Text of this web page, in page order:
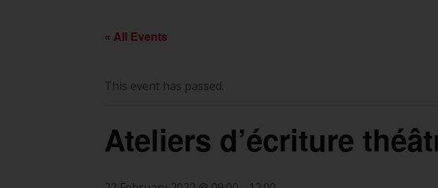
« All Events
This event has passed.
Ateliers d’écriture